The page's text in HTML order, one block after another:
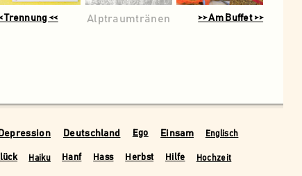
Trennung << Alptraumtränen >> Am Buffet >>
Depression Deutschland Ego Einsam Englisch
Haiku Hanf Hass Herbst Hilfe Hochzeit